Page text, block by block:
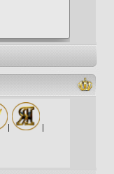
| |